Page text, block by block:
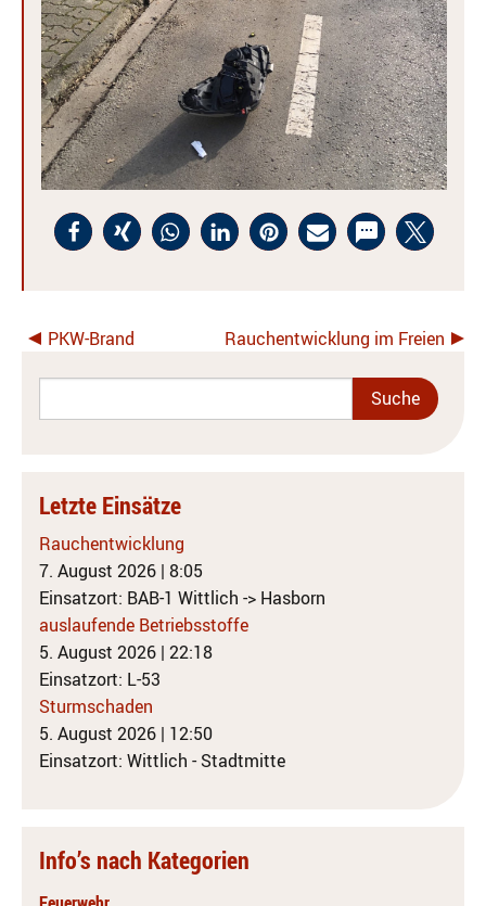
PKW-Brand Rauchentwicklung im Freien
Letzte Einsätze
Rauchentwicklung
7. August 2026 | 8:05
Einsatzort: BAB-1 Wittlich -> Hasborn
auslaufende Betriebsstoffe
5. August 2026 | 22:18
Einsatzort: L-53
Sturmschaden
5. August 2026 | 12:50
Einsatzort: Wittlich - Stadtmitte
Info’s nach Kategorien